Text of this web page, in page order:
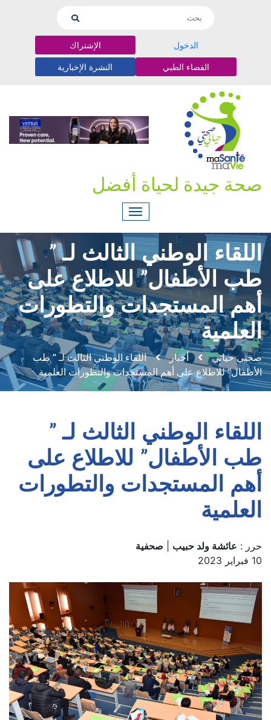
الدخول الإشتراك
الفضاء الطبي النشرة الإخبارية
صحة جيدة لحياة أفضل
اللقاء الوطني الثالث لـ ”
طب الأطفال” للاطلاع على
أهم المستجدات والتطورات
العلمية
صحتي حياتي أخبار
اللقاء الوطني الثالث لـ ” طب
الأطفال” للاطلاع على أهم المستجدات والتطورات العلمية
اللقاء الوطني الثالث لـ ”
طب الأطفال” للاطلاع على
أهم المستجدات والتطورات
العلمية
حرر : عائشة ولد حبيب
صحفية
10 فبراير 2023